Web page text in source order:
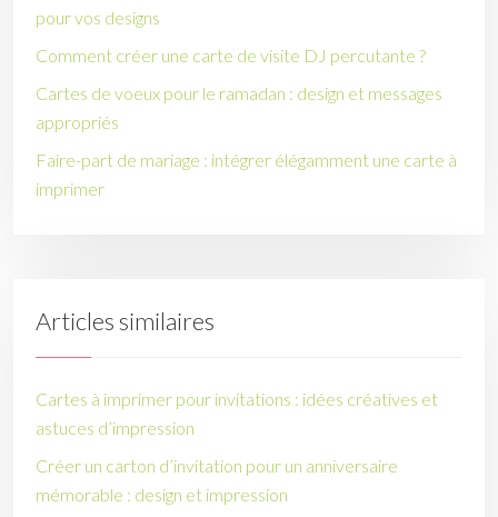
pour vos designs
Comment créer une carte de visite DJ percutante ?
Cartes de voeux pour le ramadan : design et messages
appropriés
Faire-part de mariage : intégrer élégamment une carte à
imprimer
Articles similaires
Cartes à imprimer pour invitations : idées créatives et
astuces d’impression
Créer un carton d’invitation pour un anniversaire
mémorable : design et impression